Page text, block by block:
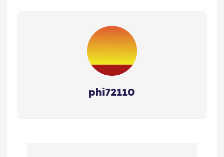
phi72110